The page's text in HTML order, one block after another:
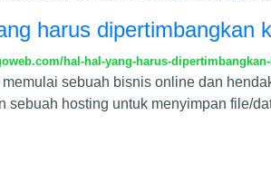
harus dipertimbangkan
hal-hal-yang-harus-
sebuah bisnis online dan
sebuah hosting untuk menyimpan file/